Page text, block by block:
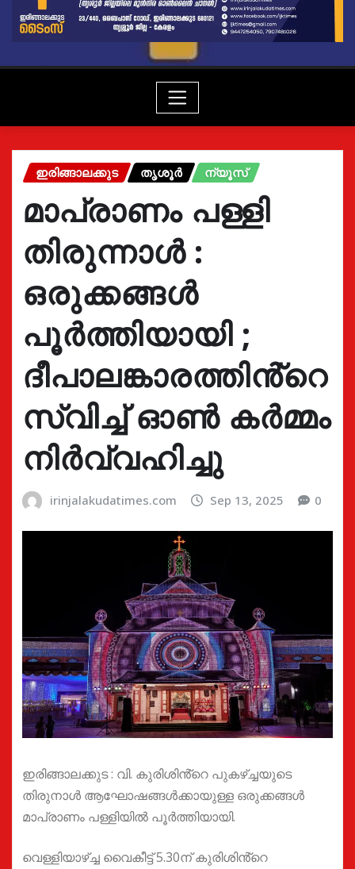
ഇരിങ്ങാലക്കുട തൃശൂർ ന്യൂസ്
മാപ്രാണം പള്ളി
തിരുന്നാൾ :
ഒരുക്കങ്ങൾ
പൂർത്തിയായി ;
ദീപാലങ്കാരത്തിൻ്റെ
സ്വിച്ച് ഓൺ കർമ്മം
നിർവ്വഹിച്ചു
irinjalakudatimes.com Sep 13, 2025 0
ഇരിങ്ങാലക്കുട : വി. കുരിശിൻ്റെ പുകഴ്ച്ചയുടെ
തിരുനാൾ ആഘോഷങ്ങൾക്കായുള്ള ഒരുക്കങ്ങൾ
മാപ്രാണം പള്ളിയിൽ പൂർത്തിയായി.
വെള്ളിയാഴ്ച്ച വൈകീട്ട് 5.30ന് കുരിശിൻ്റെ